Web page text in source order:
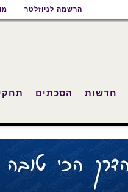
הרשמה לניוזלטר
חדשות הסכתים